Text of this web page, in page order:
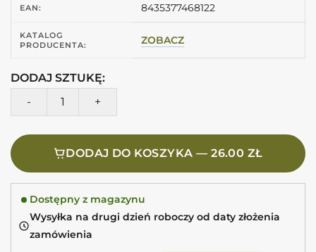
EAN: 8435377468122
KATALOG
PRODUCENTA:
ZOBACZ
DODAJ SZTUKĘ:
ilość Harmony L.VIENNE-W/30 Listwa ceramiczna biała
DODAJ DO KOSZYKA — 26.00 ZŁ
Dostępny z magazynu
Wysyłka na drugi dzień roboczy od daty złożenia
zamówienia